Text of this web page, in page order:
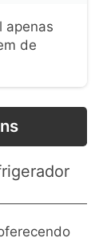
apenas
de